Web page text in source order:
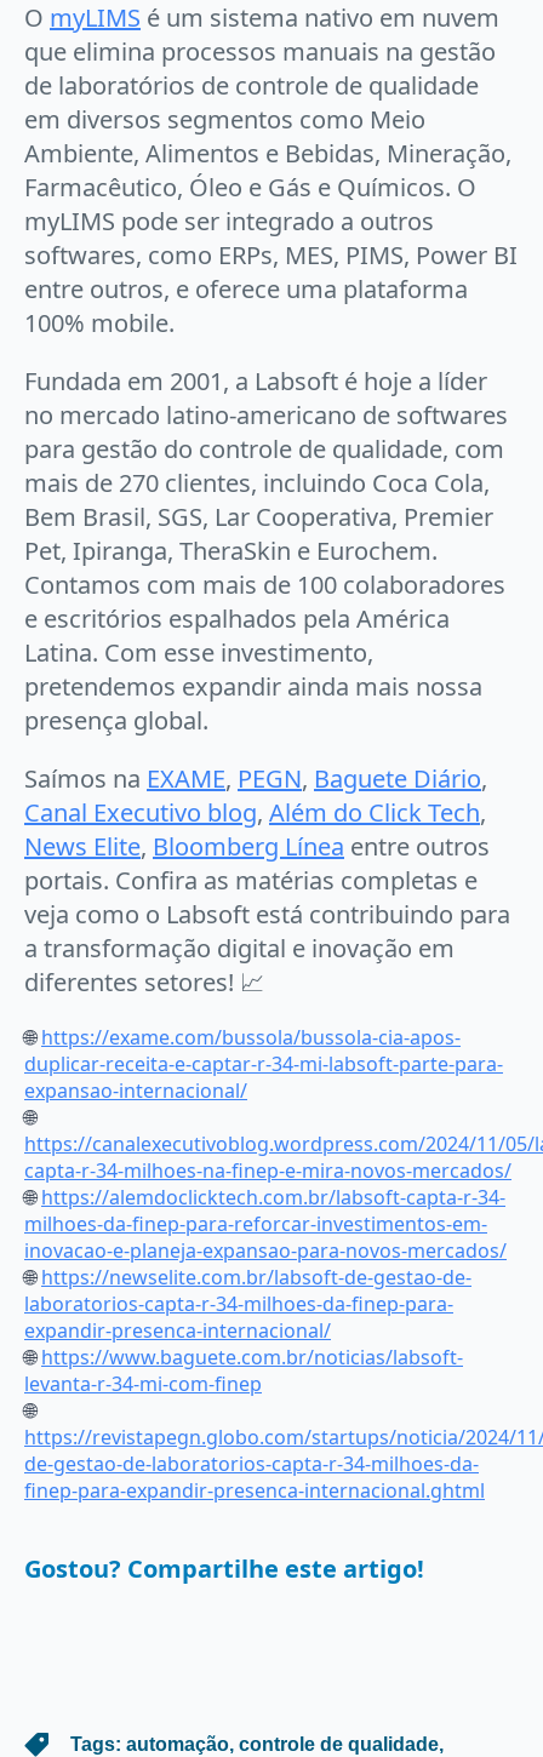
O myLIMS é um sistema nativo em nuvem
que elimina processos manuais na gestão
de laboratórios de controle de qualidade
em diversos segmentos como Meio
Ambiente, Alimentos e Bebidas, Mineração,
Farmacêutico, Óleo e Gás e Químicos. O
myLIMS pode ser integrado a outros
softwares, como ERPs, MES, PIMS, Power BI
entre outros, e oferece uma plataforma
100% mobile.
Fundada em 2001, a Labsoft é hoje a líder
no mercado latino-americano de softwares
para gestão do controle de qualidade, com
mais de 270 clientes, incluindo Coca Cola,
Bem Brasil, SGS, Lar Cooperativa, Premier
Pet, Ipiranga, TheraSkin e Eurochem.
Contamos com mais de 100 colaboradores
e escritórios espalhados pela América
Latina. Com esse investimento,
pretendemos expandir ainda mais nossa
presença global.
Saímos na EXAME, PEGN, Baguete Diário,
Canal Executivo blog, Além do Click Tech,
News Elite, Bloomberg Línea entre outros
portais. Confira as matérias completas e
veja como o Labsoft está contribuindo para
a transformação digital e inovação em
diferentes setores! 📈
🌐https://exame.com/bussola/bussola-cia-apos-
duplicar-receita-e-captar-r-34-mi-labsoft-parte-para-
expansao-internacional/
🌐
https://canalexecutivoblog.wordpress.com/2024/11/05/
capta-r-34-milhoes-na-finep-e-mira-novos-mercados/
🌐https://alemdoclicktech.com.br/labsoft-capta-r-34-
milhoes-da-finep-para-reforcar-investimentos-em-
inovacao-e-planeja-expansao-para-novos-mercados/
🌐https://newselite.com.br/labsoft-de-gestao-de-
laboratorios-capta-r-34-milhoes-da-finep-para-
expandir-presenca-internacional/
🌐https://www.baguete.com.br/noticias/labsoft-
levanta-r-34-mi-com-finep
🌐
https://revistapegn.globo.com/startups/noticia/2024/
de-gestao-de-laboratorios-capta-r-34-milhoes-da-
finep-para-expandir-presenca-internacional.ghtml
Gostou? Compartilhe este artigo!
   Tags:
automação controle de qualidade